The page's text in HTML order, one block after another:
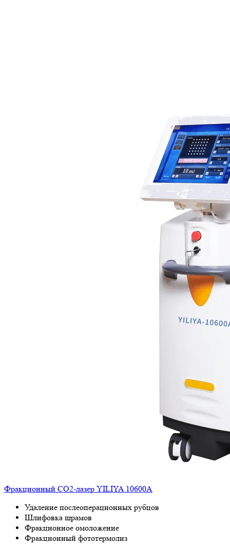
Фракционный СО2-лазер YILIYA 10600A
Удаление послеоперационных рубцов
Шлифовка шрамов
Фракционное омоложение
Фракционный фототермолиз